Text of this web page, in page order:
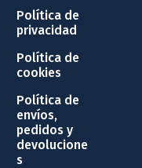
Política de
privacidad
Política de
cookies
Política de
envíos,
pedidos y
devolucione
s